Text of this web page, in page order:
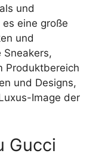
und
eine große
und
Sneakers,
Produktbereich
und Designs,
Image der
Gucci